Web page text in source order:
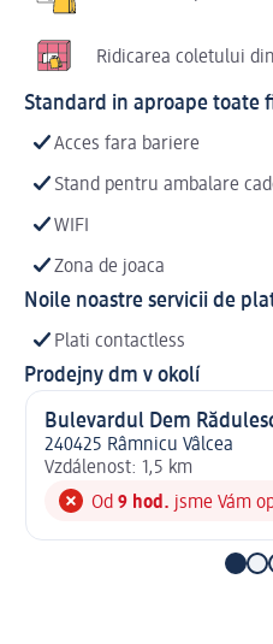
Ridicarea coletului
Standard in aproape toate
Acces fara bariere
Stand pentru ambalare
WIFI
Zona de joaca
Noile noastre servicii de
Plati contactless
Prodejny dm v okolí
Bulevardul Dem
240425 Râmnicu Vâlcea
Vzdálenost: 1,5 km
Od 9 hod. jsme Vám